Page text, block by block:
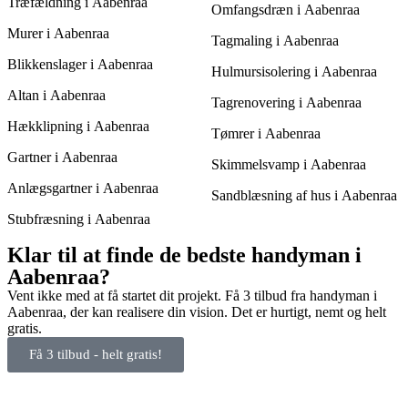
Murer i Aabenraa
Blikkenslager i Aabenraa
Altan i Aabenraa
Hækklipning i Aabenraa
Gartner i Aabenraa
Anlægsgartner i Aabenraa
Stubfræsning i Aabenraa
Omfangsdræn i Aabenraa
Tagmaling i Aabenraa
Hulmursisolering i Aabenraa
Tagrenovering i Aabenraa
Tømrer i Aabenraa
Skimmelsvamp i Aabenraa
Sandblæsning af hus i Aabenraa
Klar til at finde de bedste handyman i
Aabenraa?
Vent ikke med at få startet dit projekt. Få 3 tilbud fra handyman i
Aabenraa, der kan realisere din vision. Det er hurtigt, nemt og helt
gratis.
Få 3 tilbud - helt gratis!